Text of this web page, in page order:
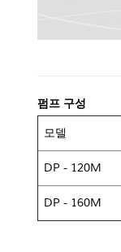
펌프 구성
모델
DP - 120M
DP - 160M